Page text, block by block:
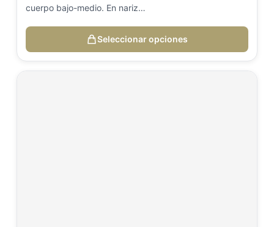
cuerpo bajo-medio. En nariz…
Seleccionar opciones